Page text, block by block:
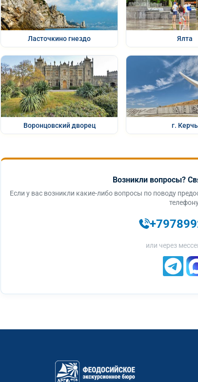
Ласточкино гнездо Ялта
Воронцовский дворец г. Керчь
Возникли вопросы?
Если у вас возникли какие-либо вопросы по поводу
или через